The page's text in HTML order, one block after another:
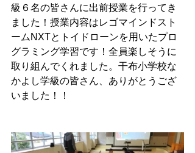
級６名の皆さんに出前授業を行ってき
ました！授業内容はレゴマインドスト
ームNXTとトイドローンを用いたプロ
グラミング学習です！全員楽しそうに
取り組んでくれました。干布小学校な
かよし学級の皆さん、ありがとうござ
いました！！